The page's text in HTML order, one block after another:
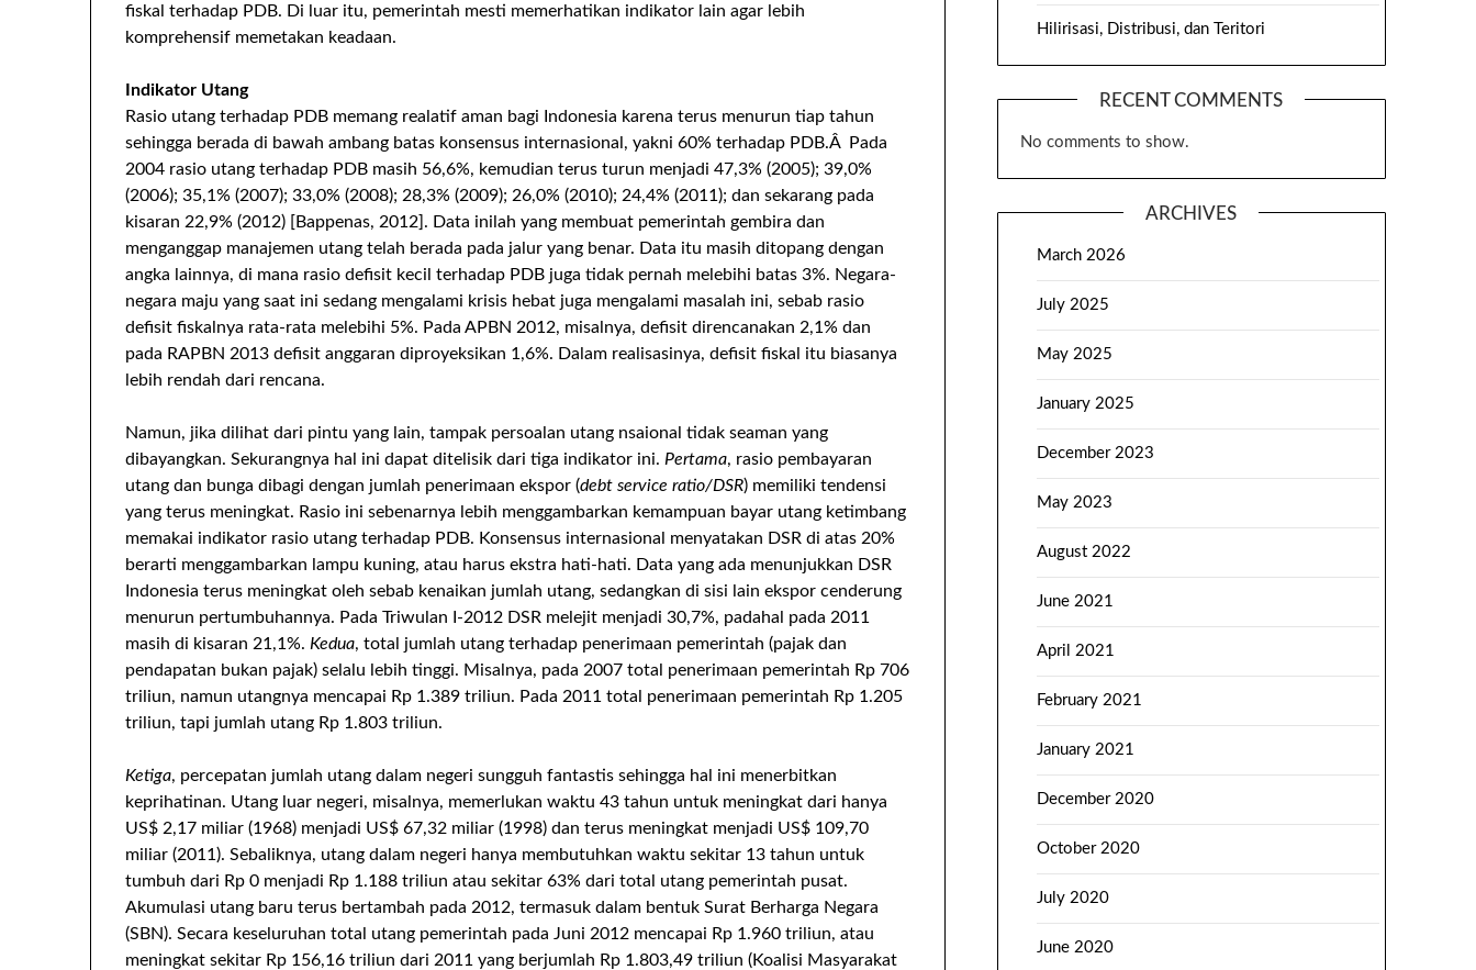
fiskal terhadap PDB. Di luar itu, pemerintah mesti memerhatikan indikator lain agar lebih
komprehensif memetakan keadaan.
Indikator Utang
Rasio utang terhadap PDB memang realatif aman bagi Indonesia karena terus menurun tiap tahun
sehingga berada di bawah ambang batas konsensus internasional, yakni 60% terhadap PDB.Â Pada
2004 rasio utang terhadap PDB masih 56,6%, kemudian terus turun menjadi 47,3% (2005); 39,0%
(2006); 35,1% (2007); 33,0% (2008); 28,3% (2009); 26,0% (2010); 24,4% (2011); dan sekarang pada
kisaran 22,9% (2012) [Bappenas, 2012]. Data inilah yang membuat pemerintah gembira dan
menganggap manajemen utang telah berada pada jalur yang benar. Data itu masih ditopang dengan
angka lainnya, di mana rasio defisit kecil terhadap PDB juga tidak pernah melebihi batas 3%. Negara-
negara maju yang saat ini sedang mengalami krisis hebat juga mengalami masalah ini, sebab rasio
defisit fiskalnya rata-rata melebihi 5%. Pada APBN 2012, misalnya, defisit direncanakan 2,1% dan
pada RAPBN 2013 defisit anggaran diproyeksikan 1,6%. Dalam realisasinya, defisit fiskal itu biasanya
lebih rendah dari rencana.
Namun, jika dilihat dari pintu yang lain, tampak persoalan utang nsaional tidak seaman yang
dibayangkan. Sekurangnya hal ini dapat ditelisik dari tiga indikator ini. Pertama, rasio pembayaran
utang dan bunga dibagi dengan jumlah penerimaan ekspor (debt service ratio/DSR) memiliki tendensi
yang terus meningkat. Rasio ini sebenarnya lebih menggambarkan kemampuan bayar utang ketimbang
memakai indikator rasio utang terhadap PDB. Konsensus internasional menyatakan DSR di atas 20%
berarti menggambarkan lampu kuning, atau harus ekstra hati-hati. Data yang ada menunjukkan DSR
Indonesia terus meningkat oleh sebab kenaikan jumlah utang, sedangkan di sisi lain ekspor cenderung
menurun pertumbuhannya. Pada Triwulan I-2012 DSR melejit menjadi 30,7%, padahal pada 2011
masih di kisaran 21,1%. Kedua, total jumlah utang terhadap penerimaan pemerintah (pajak dan
pendapatan bukan pajak) selalu lebih tinggi. Misalnya, pada 2007 total penerimaan pemerintah Rp 706
triliun, namun utangnya mencapai Rp 1.389 triliun. Pada 2011 total penerimaan pemerintah Rp 1.205
triliun, tapi jumlah utang Rp 1.803 triliun.
Ketiga, percepatan jumlah utang dalam negeri sungguh fantastis sehingga hal ini menerbitkan
keprihatinan. Utang luar negeri, misalnya, memerlukan waktu 43 tahun untuk meningkat dari hanya
US$ 2,17 miliar (1968) menjadi US$ 67,32 miliar (1998) dan terus meningkat menjadi US$ 109,70
miliar (2011). Sebaliknya, utang dalam negeri hanya membutuhkan waktu sekitar 13 tahun untuk
tumbuh dari Rp 0 menjadi Rp 1.188 triliun atau sekitar 63% dari total utang pemerintah pusat.
Akumulasi utang baru terus bertambah pada 2012, termasuk dalam bentuk Surat Berharga Negara
(SBN). Secara keseluruhan total utang pemerintah pada Juni 2012 mencapai Rp 1.960 triliun, atau
meningkat sekitar Rp 156,16 triliun dari 2011 yang berjumlah Rp 1.803,49 triliun (Koalisi Masyarakat
Hilirisasi, Distribusi, dan Teritori
RECENT COMMENTS
No comments to show.
ARCHIVES
March 2026
July 2025
May 2025
January 2025
December 2023
May 2023
August 2022
June 2021
April 2021
February 2021
January 2021
December 2020
October 2020
July 2020
June 2020